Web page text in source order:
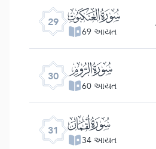
29 ﮩ
69 આયત
30 ﮪ
60 આયત
31 ﮫ
34 આયત